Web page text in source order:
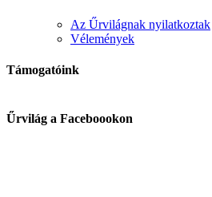
Az Űrvilágnak nyilatkoztak
Vélemények
Támogatóink
Űrvilág a Faceboookon